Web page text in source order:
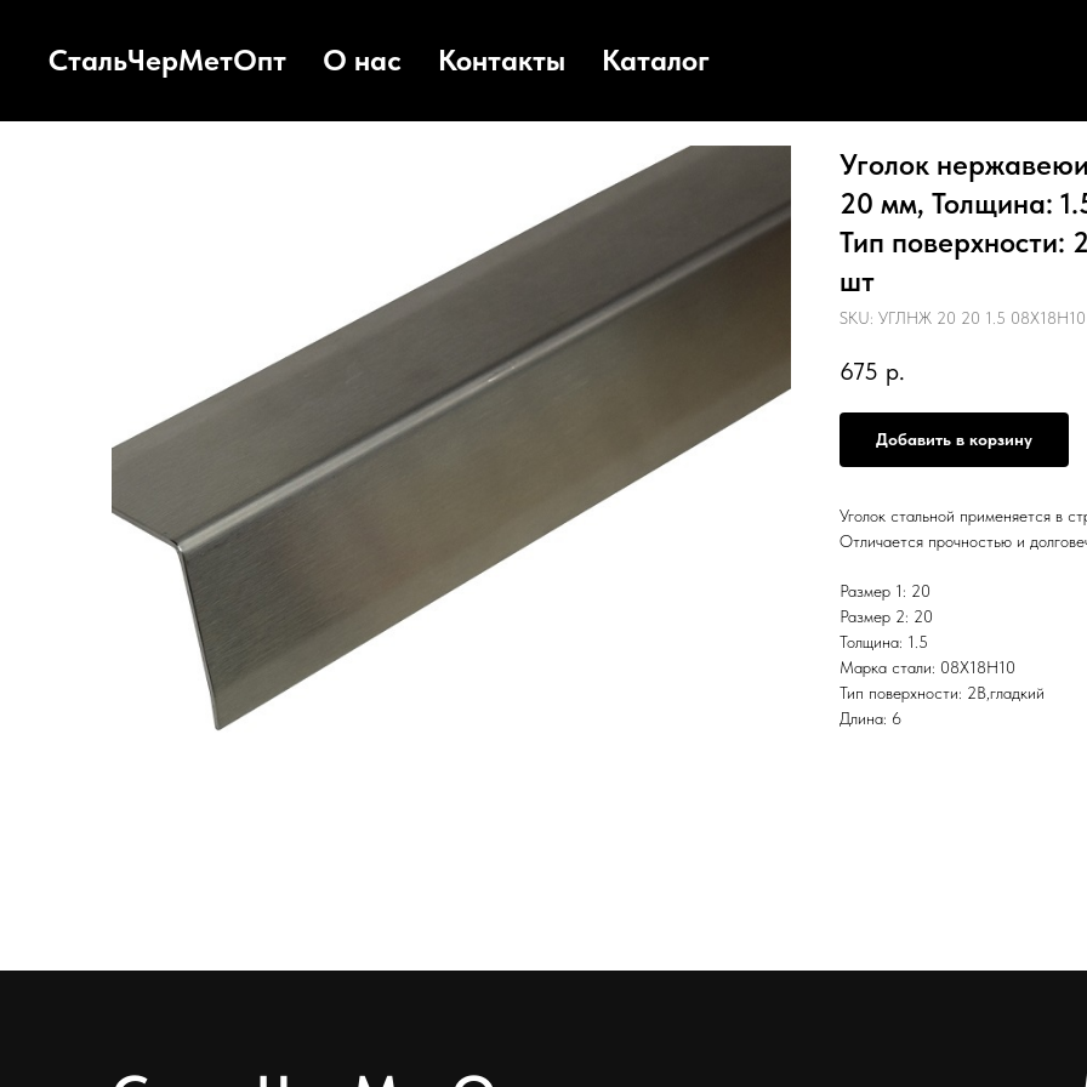
СтальЧерМетОпт О нас Контакты Каталог
Уголок
20 мм, Толщина:
Тип поверхности:
шт
SKU: УГЛНЖ 20 20 1.5 08Х18Н10
675 р.
Добавить в корзину
Уголок стальной применяется в
Отличается прочностью и
Размер 1: 20
Размер 2: 20
Толщина: 1.5
Марка стали: 08Х18Н10
Тип поверхности: 2B,гладкий
Длина: 6